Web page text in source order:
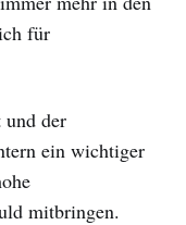
für
der
ein wichtiger
mitbringen.